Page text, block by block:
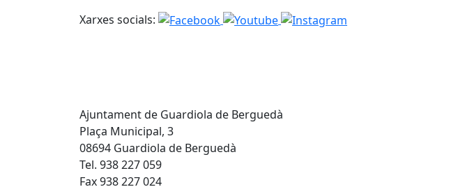
Xarxes socials:
Ajuntament de Guardiola de Berguedà
Plaça Municipal, 3
08694 Guardiola de Berguedà
Tel. 938 227 059
Fax 938 227 024